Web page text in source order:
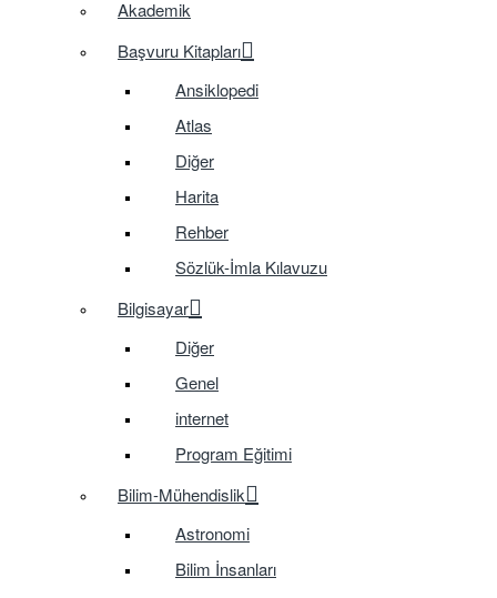
Akademik
Başvuru Kitapları
Ansiklopedi
Atlas
Diğer
Harita
Rehber
Sözlük-İmla Kılavuzu
Bilgisayar
Diğer
Genel
internet
Program Eğitimi
Bilim-Mühendislik
Astronomi
Bilim İnsanları